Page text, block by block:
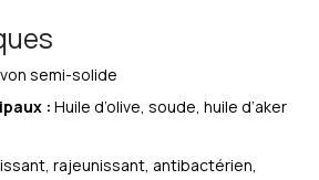
semi-solide
: Huile d’olive, soude, huile d’aker
rajeunissant, antibactérien,